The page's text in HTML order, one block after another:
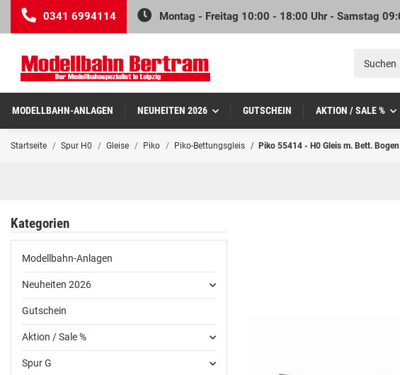
0341 6994114 Montag - Freitag 10:00 - 18:00 Uhr - Samstag
MODELLBAHN-ANLAGEN NEUHEITEN 2026 GUTSCHEIN AKTION / SALE %
Startseite Spur H0 Gleise Piko Piko-Bettungsgleis Piko 55414 - H0 Gleis m. Bett.
Kategorien
Modellbahn-Anlagen
Neuheiten 2026
Gutschein
Aktion / Sale %
Spur G